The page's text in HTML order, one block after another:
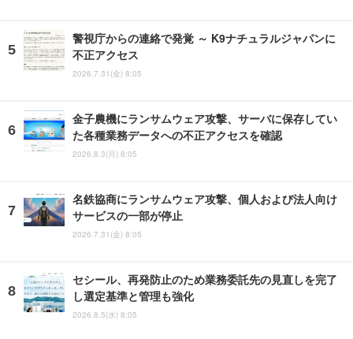
警視庁からの連絡で発覚 ～ K9ナチュラルジャパンに
不正アクセス
2026.7.31(金) 8:05
金子農機にランサムウェア攻撃、サーバに保存してい
た各種業務データへの不正アクセスを確認
2026.8.3(月) 8:05
名鉄協商にランサムウェア攻撃、個人および法人向け
サービスの一部が停止
2026.7.31(金) 8:05
セシール、再発防止のため業務委託先の見直しを完了
し選定基準と管理も強化
2026.8.5(水) 8:05